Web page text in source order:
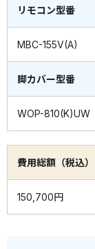
リモコン型番
MBC-155V(A)
脚カバー型番
WOP-810(K)UW
費用総額（税込）
150,700円